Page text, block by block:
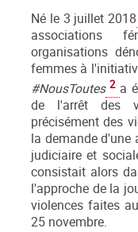
Né le 3 juillet 2018
associations
organisations
femmes à
#NousToutes2 a
de l'arrêt des
précisément des
la demande d'une
judiciaire et
consistait alors
l'approche de la
violences faites
25 novembre.